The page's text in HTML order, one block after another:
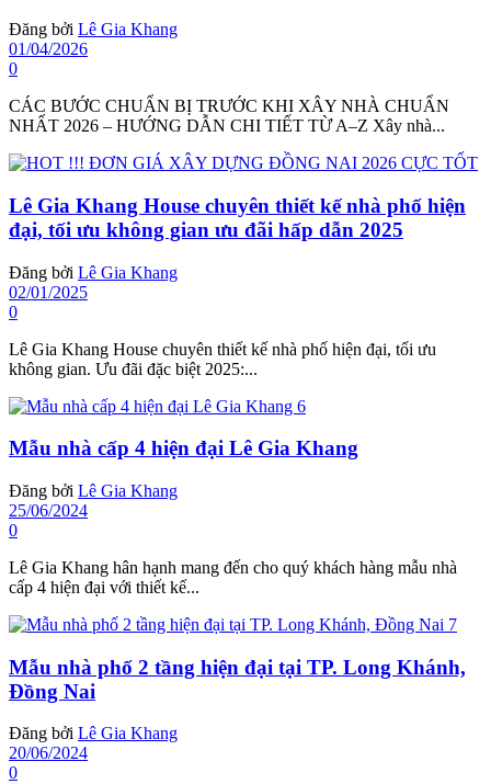
Đăng bởi Lê Gia Khang
01/04/2026
0
CÁC BƯỚC CHUẨN BỊ TRƯỚC KHI XÂY NHÀ CHUẨN
NHẤT 2026 – HƯỚNG DẪN CHI TIẾT TỪ A–Z Xây nhà...
Lê Gia Khang House chuyên thiết kế nhà phố hiện
đại, tối ưu không gian ưu đãi hấp dẫn 2025
Đăng bởi Lê Gia Khang
02/01/2025
0
Lê Gia Khang House chuyên thiết kế nhà phố hiện đại, tối ưu
không gian. Ưu đãi đặc biệt 2025:...
Mẫu nhà cấp 4 hiện đại Lê Gia Khang
Đăng bởi Lê Gia Khang
25/06/2024
0
Lê Gia Khang hân hạnh mang đến cho quý khách hàng mẫu nhà
cấp 4 hiện đại với thiết kế...
Mẫu nhà phố 2 tầng hiện đại tại TP. Long Khánh,
Đồng Nai
Đăng bởi Lê Gia Khang
20/06/2024
0